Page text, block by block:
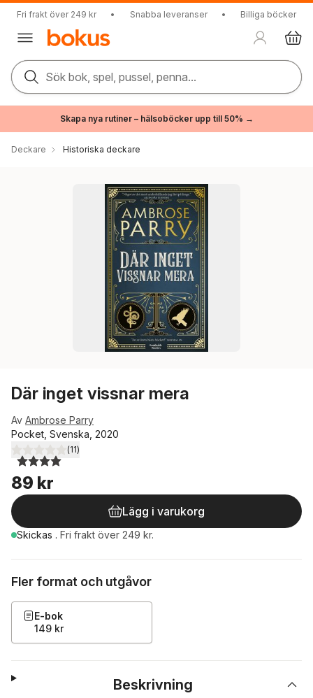
Fri frakt över 249 kr • Snabba leveranser • Billiga böcker
Sök bok, spel, pussel, penna...
Skapa nya rutiner – hälsoböcker upp till 50% →
Deckare Historiska deckare
Där inget vissnar mera
Av Ambrose Parry
Pocket, Svenska, 2020
4,0utav 5 stjärnor. Totalt antal röster:
(11)
89 kr
Lägg i varukorg
Skickas . Fri frakt över 249 kr.
Fler format och utgåvor
E-bok
149 kr
Beskrivning